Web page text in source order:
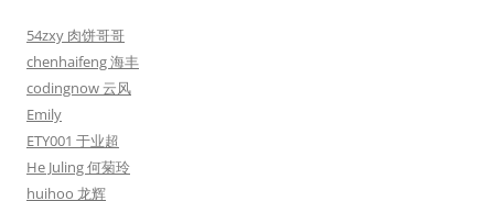
54zxy 肉饼哥哥
chenhaifeng 海丰
codingnow 云风
Emily
ETY001 于业超
He Juling 何菊玲
huihoo 龙辉